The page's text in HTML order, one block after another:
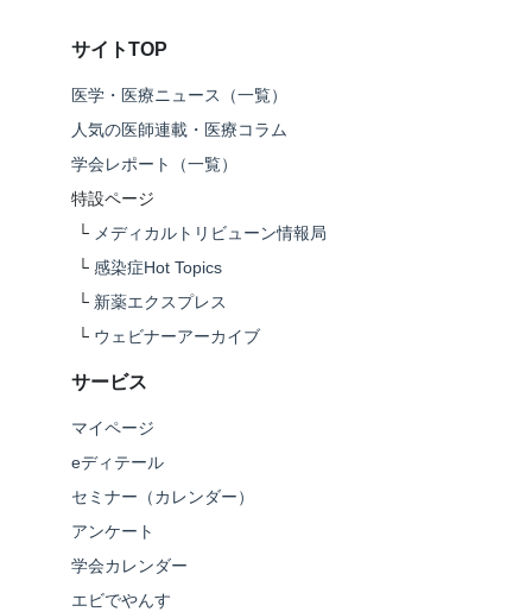
サイトTOP
医学・医療ニュース（一覧）
人気の医師連載・医療コラム
学会レポート（一覧）
特設ページ
└ メディカルトリビューン情報局
└ 感染症Hot Topics
└ 新薬エクスプレス
└ ウェビナーアーカイブ
サービス
マイページ
eディテール
セミナー（カレンダー）
アンケート
学会カレンダー
エビでやんす